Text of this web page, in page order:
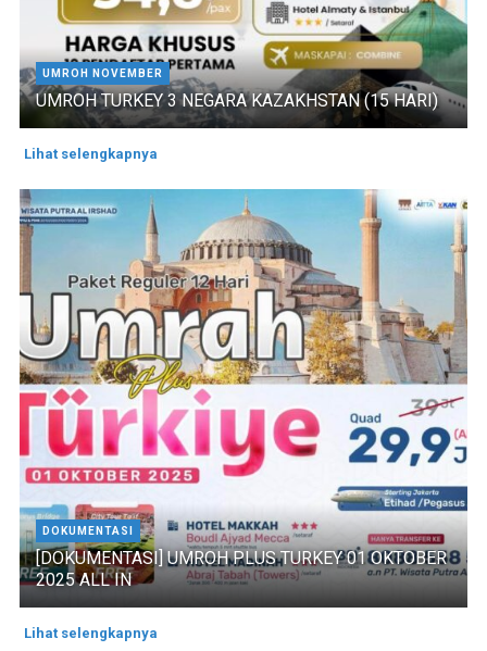
UMROH NOVEMBER
UMROH TURKEY 3 NEGARA KAZAKHSTAN (15 HARI)
Lihat selengkapnya
DOKUMENTASI
[DOKUMENTASI] UMROH PLUS TURKEY 01 OKTOBER
2025 ALL IN
Lihat selengkapnya